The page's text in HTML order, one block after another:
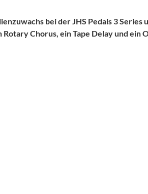
bei der JHS Pedals 3
Rotary Chorus, ein Tape Delay und ein